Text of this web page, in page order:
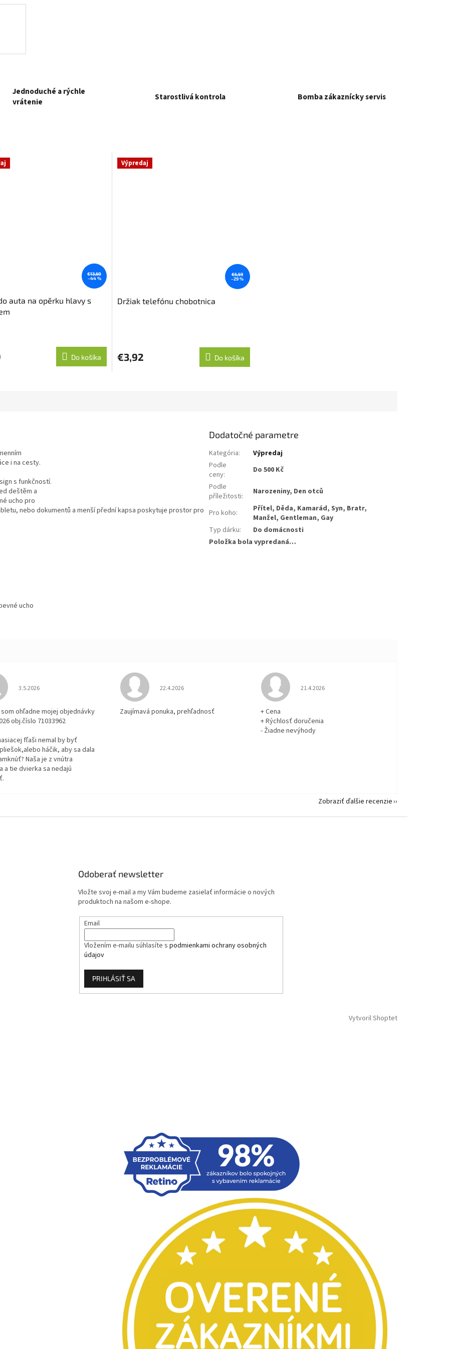
Jednoduché a rýchle
vrátenie
Starostlivá kontrola Bomba zákaznícky servis
€13,60
–44 %
auta na opěrku hlavy s
Do košíka
Výpredaj
€5,59
–29 %
Držiak telefónu chobotnica
€3,92 Do košíka
i na cesty.
s funkčností.
deštěm a
ucho pro
nebo dokumentů a menší přední kapsa poskytuje prostor pro
ucho
Dodatočné parametre
Kategória:
Výpredaj
Podle
ceny:
Do 500 Kč
Podle
příležitosti: Narozeniny, Den otců
Pro koho:
Přítel, Děda, Kamarád, Syn, Bratr,
Manžel, Gentleman, Gay
Typ dárku:
Do domácnosti
Položka bola vypredaná…
Hodnotenie obchodu je 3 z 5 hviezdičiek.
3.5.2026
som ohľadne mojej objednávky
obj.číslo 71033962
fľaši nemal by byť
háčik, aby sa dala
Naša je z vnútra
a tie dvierka sa nedajú
Hodnotenie obchodu je 5 z 5 hviezdičiek.
22.4.2026
Zaujímavá ponuka, prehľadnosť
Hodnotenie obchodu je 5 z 5 hviezdičiek.
21.4.2026
+ Cena
+ Rýchlosť doručenia
- Žiadne nevýhody
Zobraziť ďalšie recenzie
Odoberať newsletter
Vložte svoj e-mail a my Vám budeme zasielať informácie o nových
produktoch na našom e-shope.
Email
Vložením e-mailu súhlasíte s podmienkami ochrany osobných
údajov
PRIHLÁSIŤ SA
Vytvoril Shoptet